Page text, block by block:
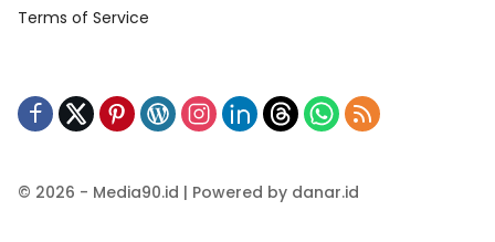
Terms of Service
© 2026 - Media90.id | Powered by danar.id